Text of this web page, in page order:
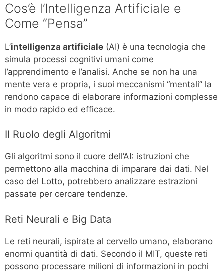
Cos’è l’Intelligenza Artificiale e
Come “Pensa”
L’intelligenza artificiale (AI) è una tecnologia che
simula processi cognitivi umani come
l’apprendimento e l’analisi. Anche se non ha una
mente vera e propria, i suoi meccanismi “mentali” la
rendono capace di elaborare informazioni complesse
in modo rapido ed efficace.
Il Ruolo degli Algoritmi
Gli algoritmi sono il cuore dell’AI: istruzioni che
permettono alla macchina di imparare dai dati. Nel
caso del Lotto, potrebbero analizzare estrazioni
passate per cercare tendenze.
Reti Neurali e Big Data
Le reti neurali, ispirate al cervello umano, elaborano
enormi quantità di dati. Secondo il MIT, queste reti
possono processare milioni di informazioni in pochi